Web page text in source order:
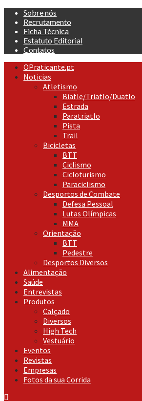
Skip
content
Sobre nós
Recrutamento
Ficha Técnica
Estatuto Editorial
Contatos
Primary
Menu
OPraticante.pt
Noticias
Atletismo
Biatle/Triatlo/Duatlo
Estrada
Paratriatlo
Pista
Trail
Bicicletas
BTT
Ciclismo
Cicloturismo
Paraciclismo
Desportos de Combate
Defesa Pessoal
Lutas Olímpicas
MMA
Orientação
BTT
Pedestre
Desportos Diversos
Alimentação
Saúde
Entrevistas
Produtos
Calçado
Diversos
High Tech
Vestuário
Eventos
Revistas
Empresas
Fotos da sua Corrida